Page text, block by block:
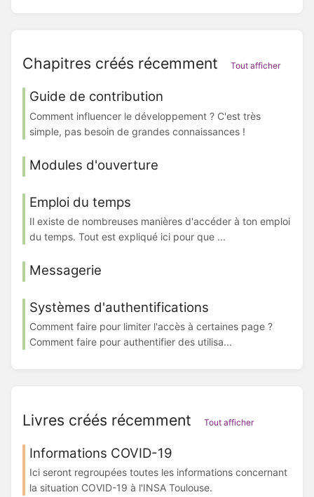
Chapitres créés récemment Tout afficher
Guide de contribution
Comment influencer le développement ? C'est très
simple, pas besoin de grandes connaissances !
Modules d'ouverture
Emploi du temps
Il existe de nombreuses manières d'accéder à ton emploi
du temps. Tout est expliqué ici pour que ...
Messagerie
Systèmes d'authentifications
Comment faire pour limiter l'accès à certaines page ?
Comment faire pour authentifier des utilisa...
Livres créés récemment Tout afficher
Informations COVID-19
Ici seront regroupées toutes les informations concernant
la situation COVID-19 à l'INSA Toulouse.